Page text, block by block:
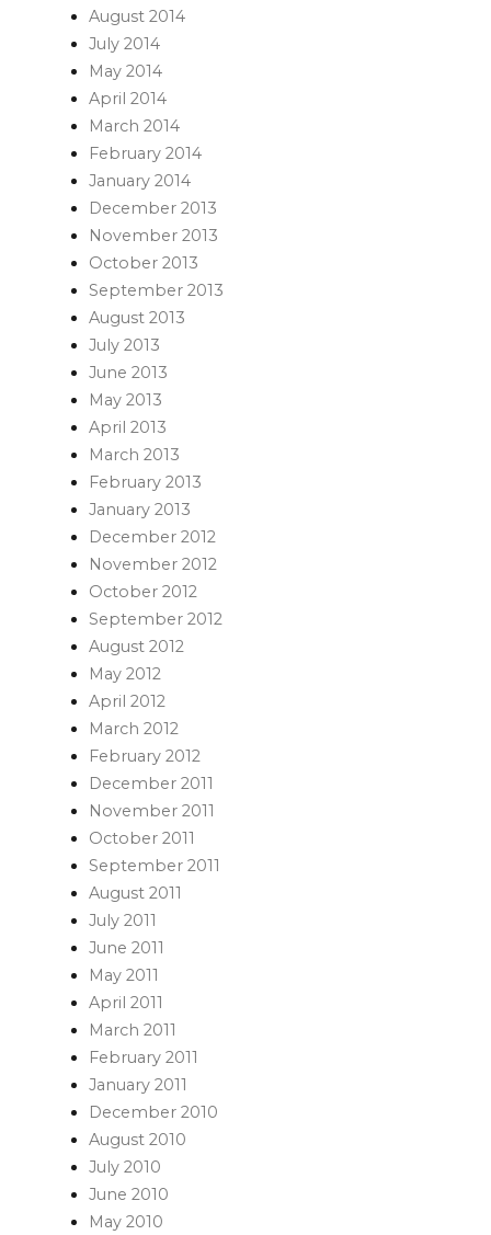
August 2014
July 2014
May 2014
April 2014
March 2014
February 2014
January 2014
December 2013
November 2013
October 2013
September 2013
August 2013
July 2013
June 2013
May 2013
April 2013
March 2013
February 2013
January 2013
December 2012
November 2012
October 2012
September 2012
August 2012
May 2012
April 2012
March 2012
February 2012
December 2011
November 2011
October 2011
September 2011
August 2011
July 2011
June 2011
May 2011
April 2011
March 2011
February 2011
January 2011
December 2010
August 2010
July 2010
June 2010
May 2010